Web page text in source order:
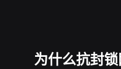
为什么抗封